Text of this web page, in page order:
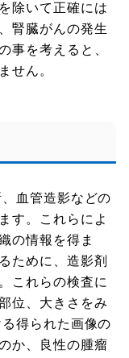
除いて正確には
腎臓がんの発生
事を考えると、
せん。
血管造影などの
す。これらによ
の情報を得ま
ために、造影剤
これらの検査に
位、大きさをみ
得られた画像の
か、良性の腫瘤